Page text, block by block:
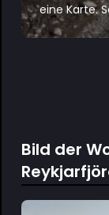
eine Karte.
Bild der